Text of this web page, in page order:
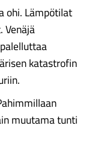
ohi. Lämpötilat
katastrofin
muutama tunti